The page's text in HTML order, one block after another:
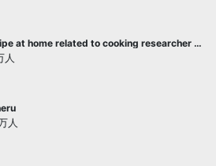
at home related to cooking researcher /
人
人